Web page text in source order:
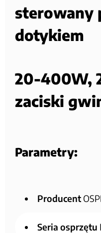
sterowany
dotykiem
20-400W,
zaciski
Parametry:
Producent
Seria osprzętu